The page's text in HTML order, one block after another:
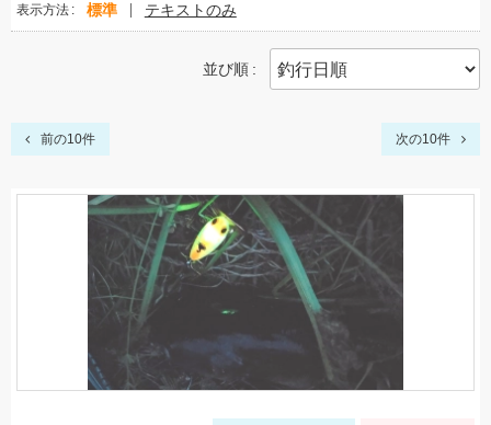
表示方法 標準 テキストのみ
並び順
前の10件 次の10件